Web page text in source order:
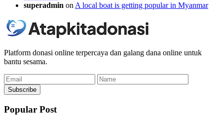
superadmin on A local boat is getting popular in Myanmar
Platform donasi online terpercaya dan galang dana online untuk
bantu sesama.
Email
Name
Subscribe
Popular Post